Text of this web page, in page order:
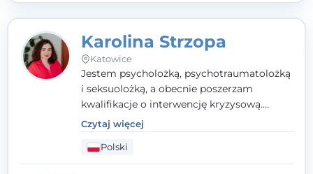
Karolina Strzopa
Katowice
Jestem psycholożką, psychotraumatolożką
i seksuolożką, a obecnie poszerzam
kwalifikacje o interwencję kryzysową.
Pracuję w nurcie terapii trzeciej fali, łącząc
metody o potwierdzonej skuteczności.
Towarzyszę młodzieży, dorosłym i parom w
radzeniu sobie z bolesnymi
Czytaj więcej
Polski